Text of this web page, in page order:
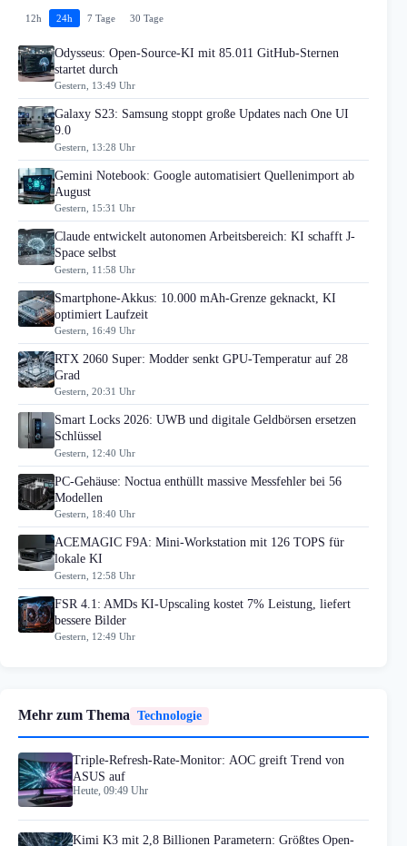
12h 24h 7 Tage 30 Tage
Odysseus: Open-Source-KI mit 85.011 GitHub-Sternen
startet durch
Gestern, 13:49 Uhr
Galaxy S23: Samsung stoppt große Updates nach One UI
9.0
Gestern, 13:28 Uhr
Gemini Notebook: Google automatisiert Quellenimport ab
August
Gestern, 15:31 Uhr
Claude entwickelt autonomen Arbeitsbereich: KI schafft J-
Space selbst
Gestern, 11:58 Uhr
Smartphone-Akkus: 10.000 mAh-Grenze geknackt, KI
optimiert Laufzeit
Gestern, 16:49 Uhr
RTX 2060 Super: Modder senkt GPU-Temperatur auf 28
Grad
Gestern, 20:31 Uhr
Smart Locks 2026: UWB und digitale Geldbörsen ersetzen
Schlüssel
Gestern, 12:40 Uhr
PC-Gehäuse: Noctua enthüllt massive Messfehler bei 56
Modellen
Gestern, 18:40 Uhr
ACEMAGIC F9A: Mini-Workstation mit 126 TOPS für
lokale KI
Gestern, 12:58 Uhr
FSR 4.1: AMDs KI-Upscaling kostet 7% Leistung, liefert
bessere Bilder
Gestern, 12:49 Uhr
Mehr zum Thema Technologie
Triple-Refresh-Rate-Monitor: AOC greift Trend von
ASUS auf
Heute, 09:49 Uhr
Kimi K3 mit 2,8 Billionen Parametern: Größtes Open-